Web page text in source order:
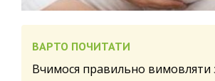
ВАРТО ПОЧИТАТИ
Вчимося правильно